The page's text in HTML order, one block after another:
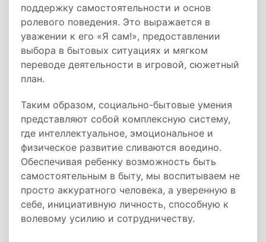
поддержку самостоятельности и основ
ролевого поведения. Это выражается в
уважении к его «Я сам!», предоставлении
выбора в бытовых ситуациях и мягком
переводе деятельности в игровой, сюжетный
план.
Таким образом, социально-бытовые умения
представляют собой комплексную систему,
где интеллектуальное, эмоциональное и
физическое развитие сливаются воедино.
Обеспечивая ребенку возможность быть
самостоятельным в быту, мы воспитываем не
просто аккуратного человека, а уверенную в
себе, инициативную личность, способную к
волевому усилию и сотрудничеству.